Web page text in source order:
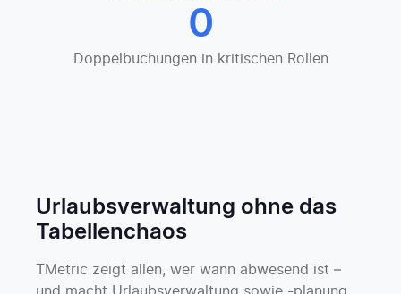
0
Doppelbuchungen in kritischen Rollen
Urlaubsverwaltung ohne das
Tabellenchaos
TMetric zeigt allen, wer wann abwesend ist –